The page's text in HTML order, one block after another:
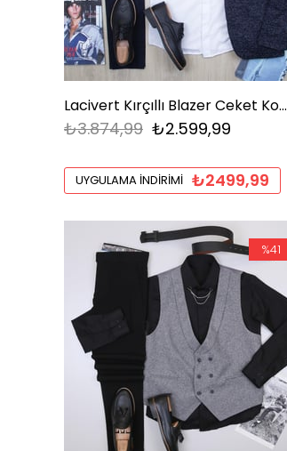
Lacivert Kırçıllı Blazer Ceket Kombini Erkek | Slim Fit Şık Komple Set
₺2.599,99
₺3.874,99
UYGULAMA İNDIRIMI ₺2499,99
%41